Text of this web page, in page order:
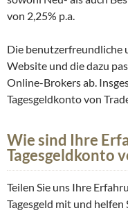
von 2,25% p.a.
Die benutzerfreundliche
Website und die dazu
Online-Brokers ab.
Tagesgeldkonto von
Wie sind Ihre
Tagesgeldkonto
Teilen Sie uns Ihre
Tagesgeld mit und helfen